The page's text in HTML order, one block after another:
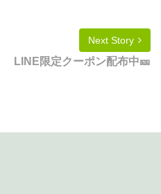
Next Story
LINE限定クーポン配布中🎫